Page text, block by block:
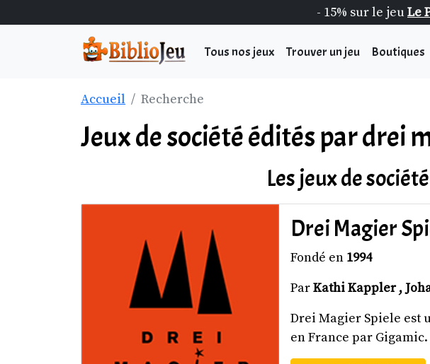
- 15% sur le jeuLe
Tous nos jeux Trouver un jeu Boutiques
Accueil Recherche
Jeux de société édités par drei
Les jeux de
Drei Magier
Fondé en 1994
ParKathi Kappler ,
Drei Magier Spiele est
en France par Gigamic.